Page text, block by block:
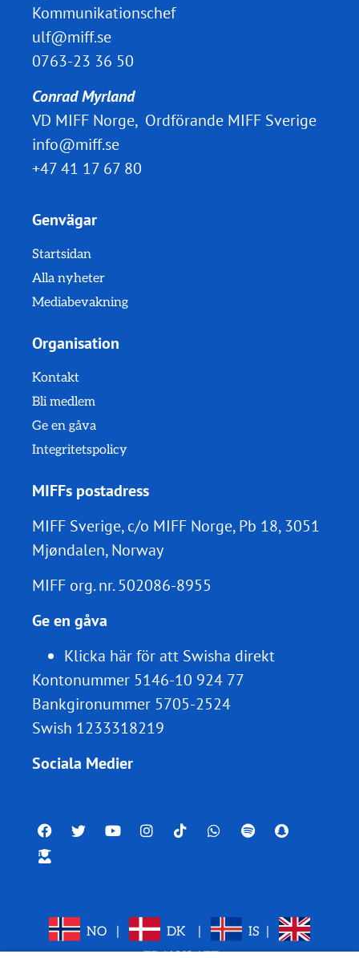
Kommunikationschef
ulf@miff.se
0763-23 36 50
Conrad Myrland
VD MIFF Norge, Ordförande MIFF Sverige
info@miff.se
+47 41 17 67 80
Genvägar
Startsidan
Alla nyheter
Mediabevakning
Organisation
Kontakt
Bli medlem
Ge en gåva
Integritetspolicy
MIFFs postadress
MIFF Sverige, c/o MIFF Norge, Pb 18, 3051
Mjøndalen, Norway
MIFF org. nr.502086-8955
Ge en gåva
Klicka här för att Swisha direkt
Kontonummer 5146-10 924 77
Bankgironummer 5705-2524
Swish 1233318219
Sociala Medier
NO DK IS